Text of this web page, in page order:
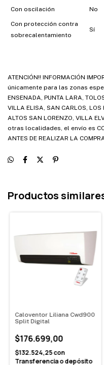
Con oscilación No
Con protección contra
sobrecalentamiento
Sí
ATENCIÓN!! INFORMACIÓN
únicamente para las zonas
ENSENADA, PUNTA LARA,
VILLA ELISA, SAN CARLOS, LOS
ALTOS SAN LORENZO, VILLA
otras localidades, el envío es
ANTES DE REALIZAR LA
Productos
Caloventor Liliana Cwd900
Split Digital
$176.699,00
$132.524,25con
Transferencia o depósito